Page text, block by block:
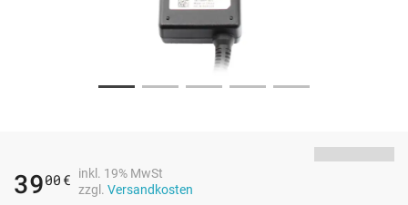
3900 €
inkl. 19% MwSt
zzgl. Versandkosten